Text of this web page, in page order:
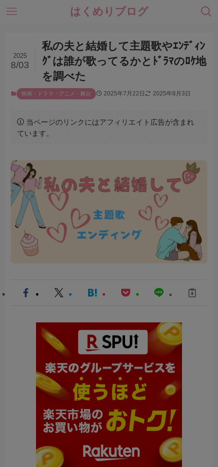
はくめりブログ
私の夫と結婚して主題歌やｴﾝﾃﾞｨﾝ
ｸﾞは誰が歌ってるかとﾄﾞﾗﾏのﾛｹ地
を調べた
2025
8/03
映画・ドラマ・アニメ・舞台 2025年7月22日 2025年8月3日
当ページのリンクにはアフィリエイト広告が含まれ
ています。